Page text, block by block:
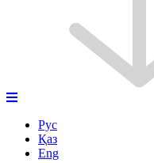
Рус
Қаз
Eng